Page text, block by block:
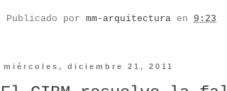
Publicado por mm-arquitectura en 9:23
miércoles, diciembre 21, 2011